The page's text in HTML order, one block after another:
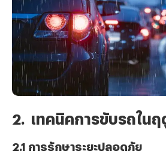
2. เทคนิคการขับรถในฤ
2.1 การรักษาระยะปลอดภัย